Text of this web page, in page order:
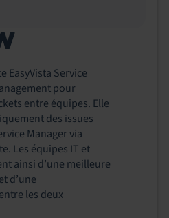
EasyVista Service
pour
entre équipes. Elle
des issues
Manager via
Les équipes IT et
ainsi d’une meilleure
d’une
les deux